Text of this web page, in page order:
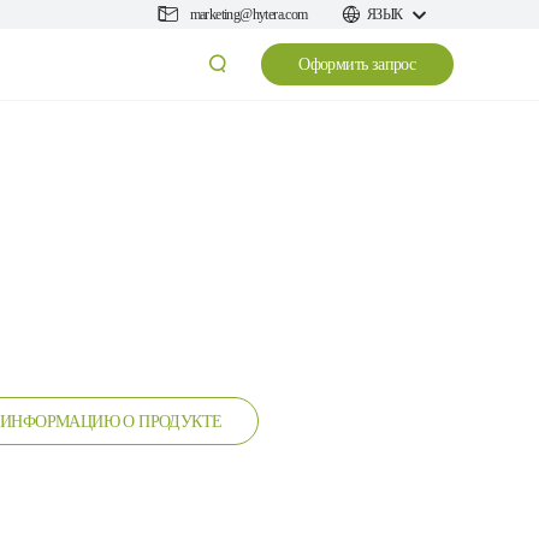
marketing@hytera.com ЯЗЫК
Оформить запрос
ИНФОРМАЦИЮ О ПРОДУКТЕ